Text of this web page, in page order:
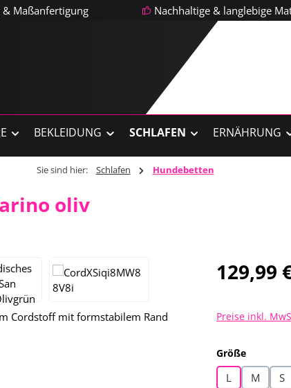
Maßanfertigung Nachhaltige & langlebige
BEKLEIDUNG SCHLAFEN ERNÄHRUNG
Sie sind hier: Schlafen Hundebetten
oliv
Regulärer Preis:
129,99
Preise inkl.
Größe
L M S